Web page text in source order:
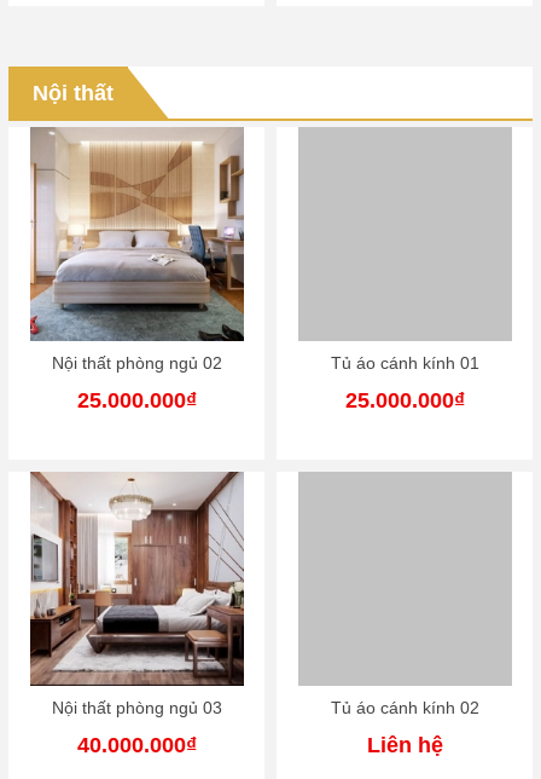
Nội thất
Nội thất phòng ngủ 02
25.000.000₫
Nội thất phòng ngủ 03
40.000.000₫
Tủ áo cánh kính 01
25.000.000₫
Tủ áo cánh kính 02
Liên hệ